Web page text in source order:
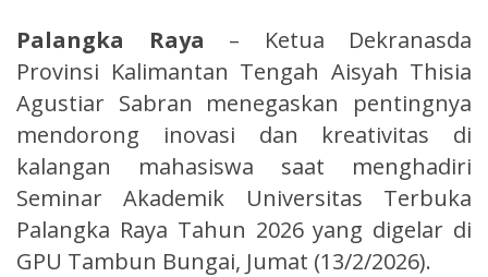
Palangka Raya – Ketua Dekranasda
Provinsi Kalimantan Tengah Aisyah Thisia
Agustiar Sabran menegaskan pentingnya
mendorong inovasi dan kreativitas di
kalangan mahasiswa saat menghadiri
Seminar Akademik Universitas Terbuka
Palangka Raya Tahun 2026 yang digelar di
GPU Tambun Bungai, Jumat (13/2/2026).